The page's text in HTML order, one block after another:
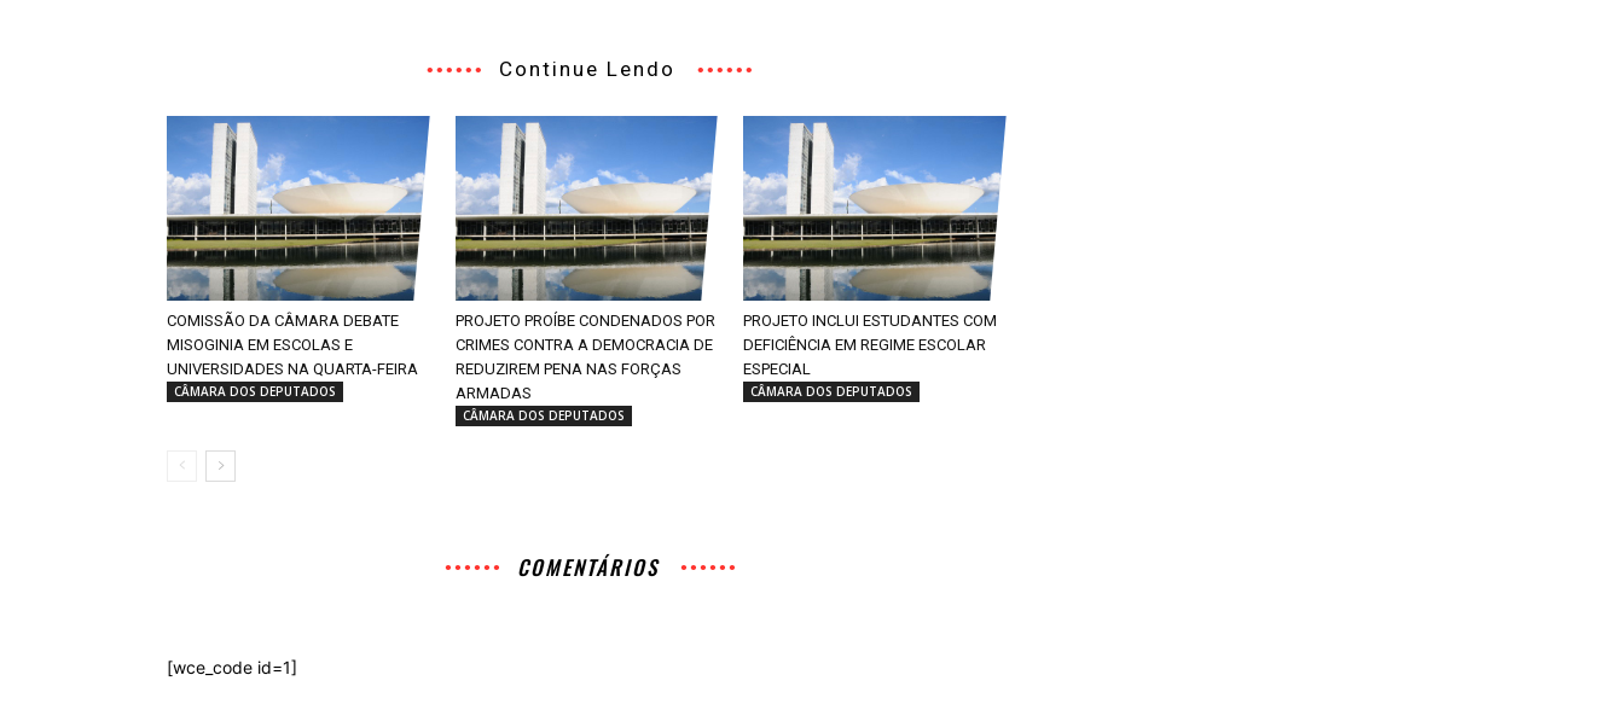
Continue Lendo
COMISSÃO DA CÂMARA DEBATE
MISOGINIA EM ESCOLAS E
UNIVERSIDADES NA QUARTA-FEIRA
CÂMARA DOS DEPUTADOS
PROJETO PROÍBE CONDENADOS POR
CRIMES CONTRA A DEMOCRACIA DE
REDUZIREM PENA NAS FORÇAS
ARMADAS
CÂMARA DOS DEPUTADOS
PROJETO INCLUI ESTUDANTES COM
DEFICIÊNCIA EM REGIME ESCOLAR
ESPECIAL
CÂMARA DOS DEPUTADOS
COMENTÁRIOS
[wce_code id=1]